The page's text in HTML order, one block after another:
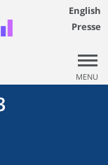
English
Presse
MENU